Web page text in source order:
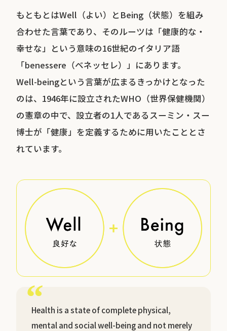
もともとはWell（よい）とBeing（状態）を組み
合わせた言葉であり、そのルーツは「健康的な・
幸せな」という意味の16世紀のイタリア語
「benessere（ベネッセレ）」にあります。
Well-beingという言葉が広まるきっかけとなった
のは、1946年に設立されたWHO（世界保健機関）
の憲章の中で、設立者の1人であるスーミン・スー
博士が「健康」を定義するために用いたこととさ
れています。
Health is a state of complete physical,
mental and social well-being and not merely